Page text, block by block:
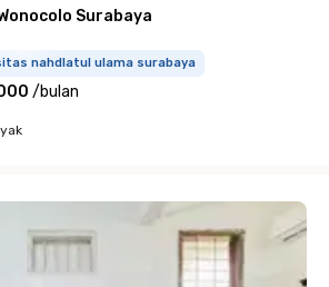
Surabaya
nahdlatul ulama surabaya
/bulan